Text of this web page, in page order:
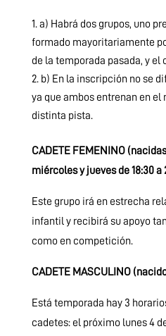
a) Habrá dos grupos, uno
formado mayoritariamente
de la temporada pasada, y el
b) En la inscripción no se
ya que ambos entrenan en
distinta pista.
CADETE FEMENINO
miércoles y jueves de 18:30 a
Este grupo irá en estrecha
infantil y recibirá su apoyo
como en competición.
CADETE MASCULINO
Está temporada hay 3
cadetes: el próximo lunes 4